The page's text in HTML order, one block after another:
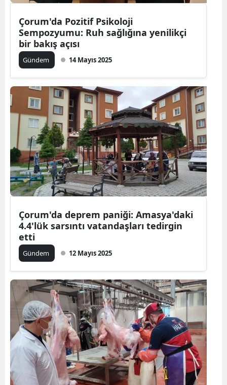
Çorum'da Pozitif Psikoloji
Sempozyumu: Ruh sağlığına yenilikçi
bir bakış açısı
Gündem 14 Mayıs 2025
Çorum'da deprem paniği: Amasya'daki
4.4'lük sarsıntı vatandaşları tedirgin
etti
Gündem 12 Mayıs 2025